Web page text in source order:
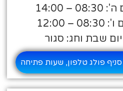
שבת וחג: סגור
פולג טלפון, שעות פתיחה